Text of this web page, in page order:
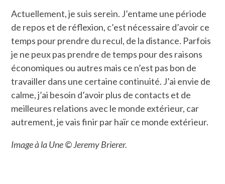
Actuellement, je suis serein. J’entame une période
de repos et de réflexion, c’est nécessaire d’avoir ce
temps pour prendre du recul, de la distance. Parfois
je ne peux pas prendre de temps pour des raisons
économiques ou autres mais ce n’est pas bon de
travailler dans une certaine continuité. J’ai envie de
calme, j’ai besoin d’avoir plus de contacts et de
meilleures relations avec le monde extérieur, car
autrement, je vais finir par haïr ce monde extérieur.
Image à la Une © Jeremy Brierer.